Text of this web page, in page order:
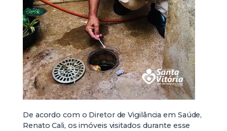
De acordo com o Diretor de Vigilância em Saúde,
Renato Cali, os imóveis visitados durante esse